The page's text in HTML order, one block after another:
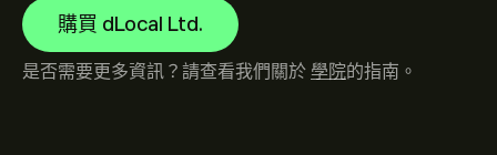
購買 dLocal Ltd.
是否需要更多資訊？請查看我們關於 學院的指南。